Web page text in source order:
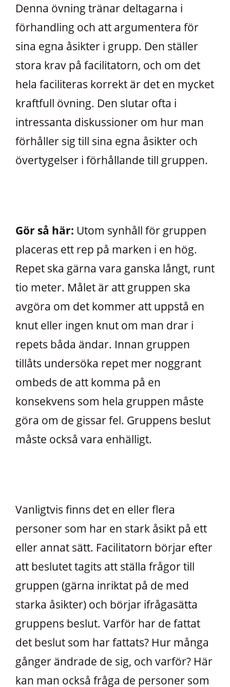
Denna övning tränar deltagarna i
förhandling och att argumentera för
sina egna åsikter i grupp. Den ställer
stora krav på facilitatorn, och om det
hela faciliteras korrekt är det en mycket
kraftfull övning. Den slutar ofta i
intressanta diskussioner om hur man
förhåller sig till sina egna åsikter och
övertygelser i förhållande till gruppen.
Gör så här: Utom synhåll för gruppen
placeras ett rep på marken i en hög.
Repet ska gärna vara ganska långt, runt
tio meter. Målet är att gruppen ska
avgöra om det kommer att uppstå en
knut eller ingen knut om man drar i
repets båda ändar. Innan gruppen
tillåts undersöka repet mer noggrant
ombeds de att komma på en
konsekvens som hela gruppen måste
göra om de gissar fel. Gruppens beslut
måste också vara enhälligt.
Vanligtvis finns det en eller flera
personer som har en stark åsikt på ett
eller annat sätt. Facilitatorn börjar efter
att beslutet tagits att ställa frågor till
gruppen (gärna inriktat på de med
starka åsikter) och börjar ifrågasätta
gruppens beslut. Varför har de fattat
det beslut som har fattats? Hur många
gånger ändrade de sig, och varför? Här
kan man också fråga de personer som